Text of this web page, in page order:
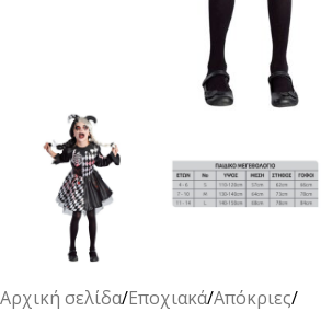
Αρχική σελίδα Εποχιακά Απόκριες